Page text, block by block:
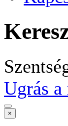
Ugrás a
×